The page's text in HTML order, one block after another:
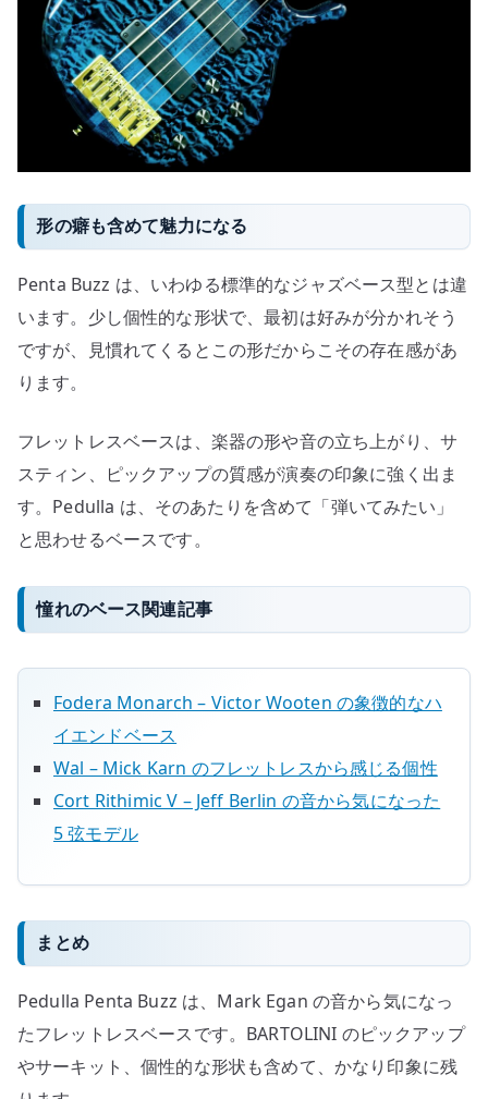
形の癖も含めて魅力になる
Penta Buzz は、いわゆる標準的なジャズベース型とは違
います。少し個性的な形状で、最初は好みが分かれそう
ですが、見慣れてくるとこの形だからこその存在感があ
ります。
フレットレスベースは、楽器の形や音の立ち上がり、サ
スティン、ピックアップの質感が演奏の印象に強く出ま
す。Pedulla は、そのあたりを含めて「弾いてみたい」
と思わせるベースです。
憧れのベース関連記事
Fodera Monarch – Victor Wooten の象徴的なハ
イエンドベース
Wal – Mick Karn のフレットレスから感じる個性
Cort Rithimic V – Jeff Berlin の音から気になった
5 弦モデル
まとめ
Pedulla Penta Buzz は、Mark Egan の音から気になっ
たフレットレスベースです。BARTOLINI のピックアップ
やサーキット、個性的な形状も含めて、かなり印象に残